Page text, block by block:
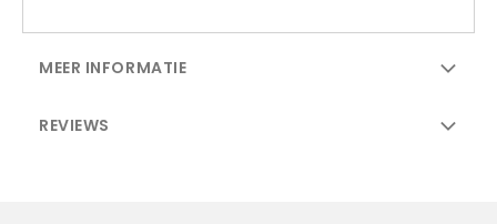
MEER INFORMATIE
REVIEWS